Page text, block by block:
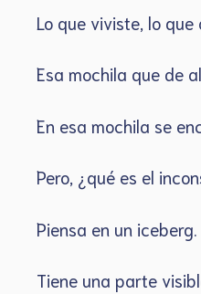
Lo que viviste, lo
Esa mochila que de
En esa mochila se
Pero, ¿qué es el
Piensa en un iceberg.
Tiene una parte